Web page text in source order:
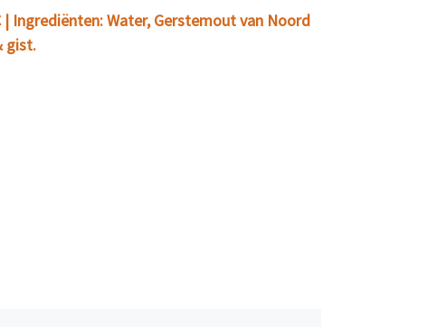
| Ingrediënten: Water, Gerstemout van Noord
gist.